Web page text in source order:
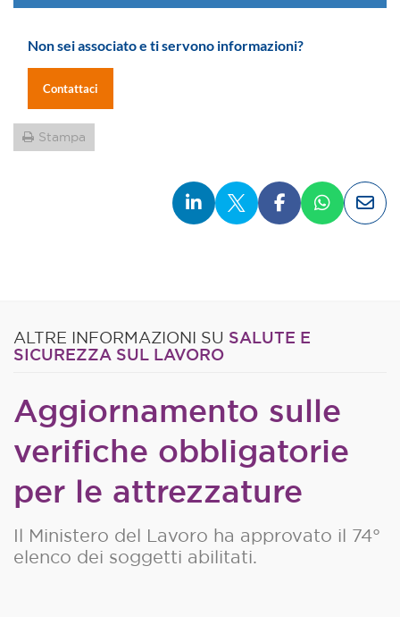
Non sei associato e ti servono informazioni?
Contattaci
Stampa
ALTRE INFORMAZIONI SU SALUTE E
SICUREZZA SUL LAVORO
Aggiornamento sulle
verifiche obbligatorie
per le attrezzature
Il Ministero del Lavoro ha approvato il 74°
elenco dei soggetti abilitati.